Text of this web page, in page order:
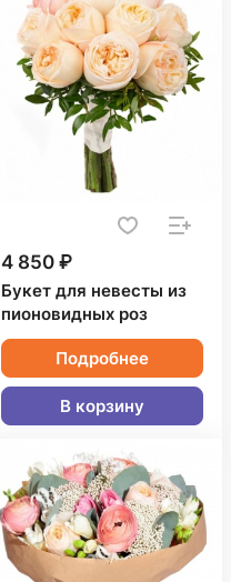
4 850 ₽
Букет для невесты из
пионовидных роз
Подробнее
В корзину